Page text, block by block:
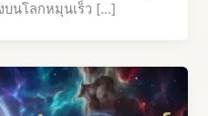
บนโลกหมุนเร็ว […]